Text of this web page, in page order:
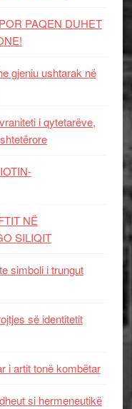
PAQEN DUHET
gjeniu ushtarak në
i qytetarëve,
NË
SILIQIT
simboli i trungut
së identitetit
i artit tonë kombëtar
si hermeneutikë